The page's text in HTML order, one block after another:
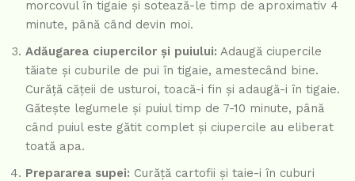
morcovul în tigaie și sotează-le timp de aproximativ 4
minute, până când devin moi.
Adăugarea ciupercilor și puiului: Adaugă ciupercile
tăiate și cuburile de pui în tigaie, amestecând bine.
Curăță cățeii de usturoi, toacă-i fin și adaugă-i în tigaie.
Gătește legumele și puiul timp de 7-10 minute, până
când puiul este gătit complet și ciupercile au eliberat
toată apa.
Prepararea supei: Curăță cartofii și taie-i în cuburi